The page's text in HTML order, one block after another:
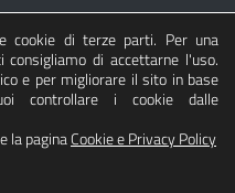
cookie di terze parti. Per una
consigliamo di accettarne l'uso.
e per migliorare il sito in base
controllare i cookie dalle
la paginaCookie e Privacy Policy